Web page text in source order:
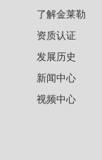
了解金莱勒
资质认证
发展历史
新闻中心
视频中心